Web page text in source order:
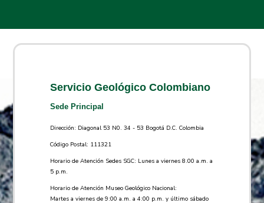
Servicio Geológico Colombiano
Sede Principal
Dirección: Diagonal 53 N0. 34 - 53 Bogotá D.C. Colombia
Código Postal: 111321
Horario de Atención Sedes SGC: Lunes a viernes 8.00 a.m. a
5 p.m.
Horario de Atención Museo Geológico Nacional:
Martes a viernes de 9:00 a.m. a 4:00 p.m. y último sábado